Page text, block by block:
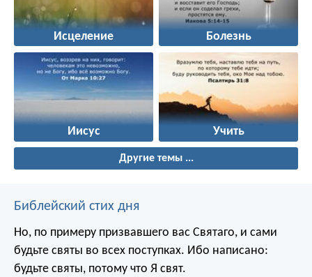
Исцеление Болезнь
Иисус Учить
Другие темы ...
Библейский стих дня
Но, по примеру призвавшего вас Святаго, и сами
будьте святы во всех поступках. Ибо написано:
будьте святы, потому что Я свят.